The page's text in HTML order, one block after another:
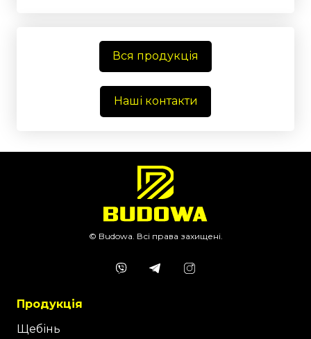
Вся продукція
Наші контакти
© Budowa. Всі права захищені.
Продукція
Щебінь